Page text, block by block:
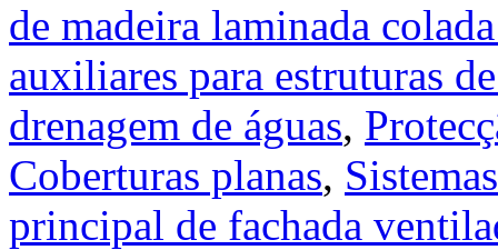
de madeira laminada
auxiliares para estruturas
drenagem de águas,
Coberturas planas,
principal de fachada